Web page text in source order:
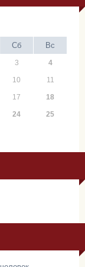
Сб Вс
3 4
10 11
17 18
24 25